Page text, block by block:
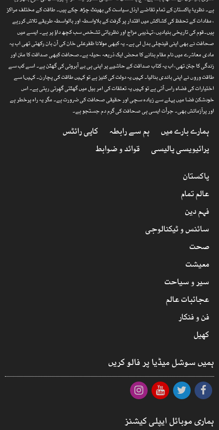
ہے۔ نظریۂ پاکستان کے تمام تقاضے ارذل سیاست کی بھینٹ چڑھ چکے ہیں۔ طاقت کے مختلف مراکز
، مفادات کے تحفظ کی کشاکش میں اقتدار پر گرفت کے بلاواسطہ اور بالواسطہ طریقے تلاش کررہے
ہیں۔قوم کی تاریخی بنیادیں، تہذیبی مزاج اور نظریاتی تشخص سب کچھ داؤ پر ہے۔ ایسے میں
صحافت نے بھی اپنی قینچلی بدل لی ہے۔ یہ کبھی مولانا ظفرعلی خان کی آن بان رکھتی تھی اب یہ
مادی معاشرے میں نام مقام بنانے کا محض ایک ذریعہ ،حیلہ ہے۔صحافت کبھی صداقت کا متن اور
زندگی کا جتن تھی، اب یہ کتاب صداقت کے حاشیے پر اپنی ہی بے آبروئی کی گھٹن ہے۔ اسے کب سے
طاقت وروں نے اپنی باندی بنالیا۔ کہیں یہ دولت کی کنیز ہے تو کہیں طاقت کی پچارن۔ کہیںا سے
اختیارات کی فضاء راس آتی ہے تو کہیں یہ تعلقات کی امر بیل میں گھٹتی گھِرتی رہتی ہے۔ اس
خودشکن فضا میں پہلے سے زیادہ سچی اور حقیقی صحافت کی ضرورت ہے۔ مگر یہ راہ پرخطر ہے
اور پرآزمائش بھی۔ جرأت ایسی ہی صحافت کی گرم دم جستجو ہے۔
ہمارے بارے میں ہم سے رابطہ
کاپی رائٹس
پرائیویسی پالیسی
قوائد و ضوابط
پاکستان
عالم تمام
فہم دین
سائنس و ٹیکنالوجی
صحت
معیشت
سیر و سیاحت
عجائبات عالم
فن و فنکار
کھیل
ہمیں سوشل میڈیا پر فالو کریں
ہماری موبائل ایپلی کیشنز